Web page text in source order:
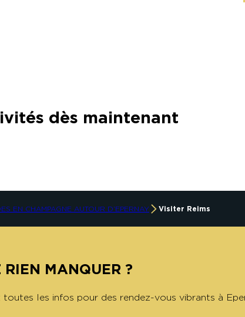
dès maintenant
EN CHAMPAGNE AUTOUR D’EPERNAY Visiter Reims
MANQUER ?
les infos pour des rendez-vous vibrants à